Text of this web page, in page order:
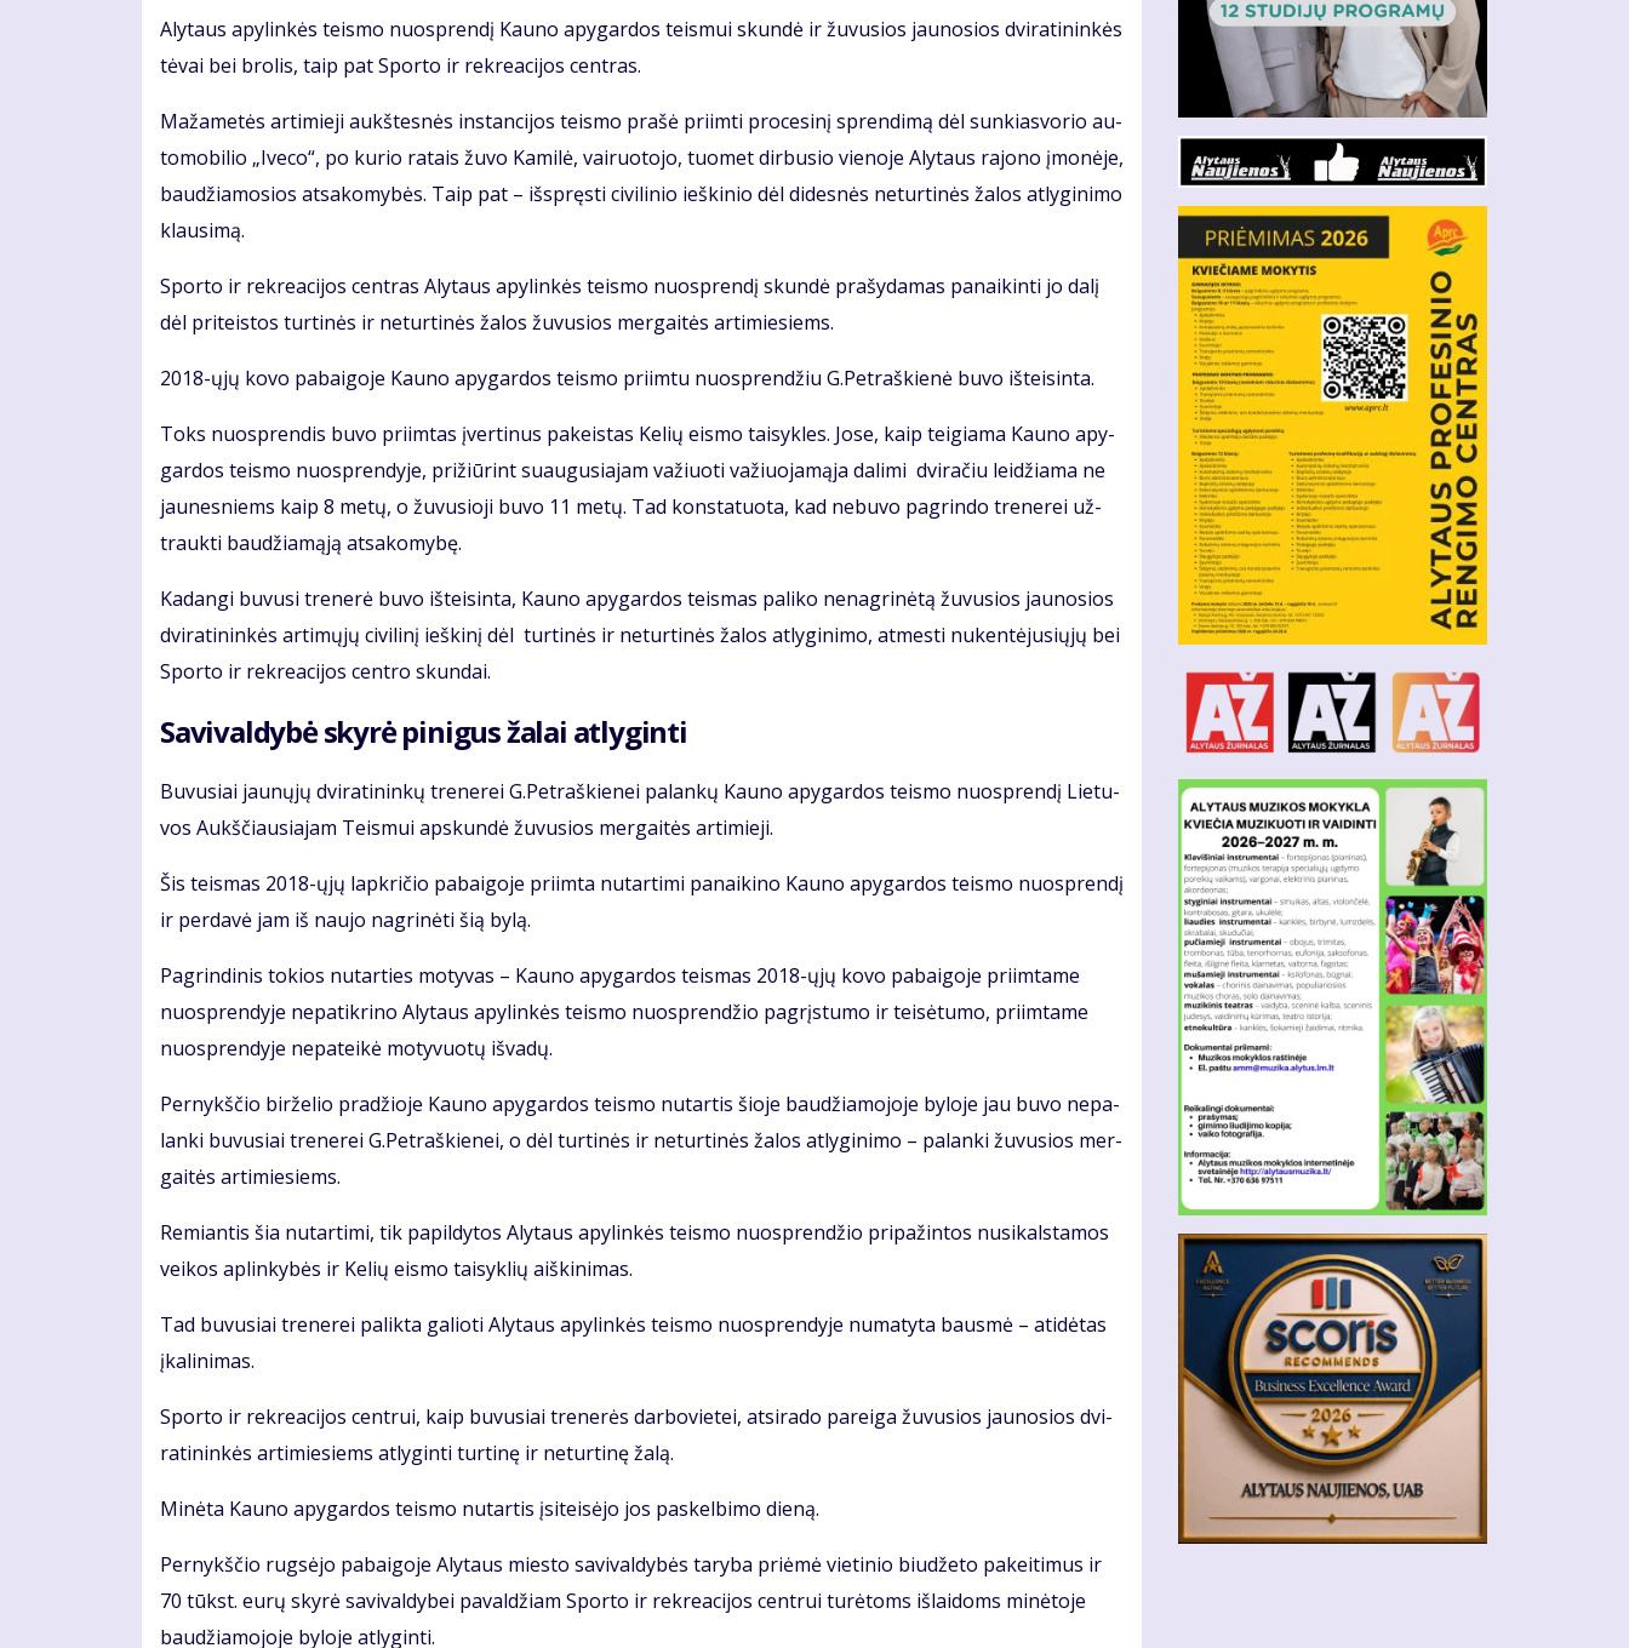
Aly­taus apy­lin­kės teis­mo nuosp­ren­dį Kau­no apy­gar­dos teis­mui skun­dė ir žu­vu­sios jau­no­sios dvi­ra­ti­nin­kės
tė­vai bei bro­lis, taip pat Spor­to ir rek­re­a­ci­jos cen­tras.
Ma­ža­me­tės ar­ti­mie­ji aukš­tes­nės ins­tan­ci­jos teis­mo pra­šė pri­im­ti pro­ce­si­nį spren­di­mą dėl sun­kias­vo­rio au­
to­mo­bi­lio „Ive­co“, po ku­rio ra­tais žu­vo Ka­mi­lė, vai­ruo­to­jo, tuo­met dir­bu­sio vie­no­je Aly­taus ra­jo­no įmo­nė­je,
bau­džia­mo­sios at­sa­ko­my­bės. Taip pat – iš­spręs­ti ci­vi­li­nio ieš­ki­nio dėl di­des­nės ne­tur­ti­nės ža­los at­ly­gi­ni­mo
klau­si­mą.
Spor­to ir rek­re­a­ci­jos cen­tras Aly­taus apy­lin­kės teis­mo nuosp­ren­dį skun­dė pra­šy­da­mas pa­nai­kin­ti jo da­lį
dėl pri­teis­tos tur­ti­nės ir ne­tur­ti­nės ža­los žu­vu­sios mer­gai­tės ar­ti­mie­siems.
2018-ųjų ko­vo pa­bai­go­je Kau­no apy­gar­dos teis­mo pri­im­tu nuosp­ren­džiu G.Pet­raš­kie­nė bu­vo iš­tei­sin­ta.
Toks nuosp­ren­dis bu­vo pri­im­tas įver­ti­nus pa­keis­tas Ke­lių eis­mo tai­syk­les. Jo­se, kaip tei­gia­ma Kau­no apy­
gar­dos teis­mo nuosp­ren­dy­je, pri­žiū­rint su­au­gu­sia­jam va­žiuo­ti va­žiuo­ja­mą­ja da­li­mi dvi­ra­čiu lei­džia­ma ne
jau­nes­niems kaip 8 me­tų, o žu­vu­sio­ji bu­vo 11 me­tų. Tad kon­sta­tuo­ta, kad ne­bu­vo pa­grin­do tre­ne­rei už­
trauk­ti bau­džia­mą­ją at­sa­ko­my­bę.
Ka­dan­gi bu­vu­si tre­ne­rė bu­vo iš­tei­sin­ta, Kau­no apy­gar­dos teis­mas pa­li­ko ne­nag­ri­nė­tą žu­vu­sios jau­no­sios
dvi­ra­ti­nin­kės ar­ti­mų­jų ci­vi­li­nį ieš­ki­nį dėl tur­ti­nės ir ne­tur­ti­nės ža­los at­ly­gi­ni­mo, at­mes­ti nu­ken­tė­ju­sių­jų bei
Spor­to ir rek­re­a­ci­jos cen­tro skun­dai.
Sa­vi­val­dy­bė sky­rė pi­ni­gus ža­lai at­ly­gin­ti
Bu­vu­siai jau­nų­jų dvi­ra­ti­nin­kų tre­ne­rei G.Pet­raš­kie­nei pa­lan­kų Kau­no apy­gar­dos teis­mo nuosp­ren­dį Lie­tu­
vos Aukš­čiau­sia­jam Teis­mui ap­skun­dė žu­vu­sios mer­gai­tės ar­ti­mie­ji.
Šis teis­mas 2018-ųjų lap­kri­čio pa­bai­go­je pri­im­ta nu­tar­ti­mi pa­nai­ki­no Kau­no apy­gar­dos teis­mo nuosp­ren­dį
ir per­da­vė jam iš nau­jo nag­ri­nė­ti šią by­lą.
Pa­grin­di­nis to­kios nu­tar­ties mo­ty­vas – Kau­no apy­gar­dos teis­mas 2018-ųjų ko­vo pa­bai­go­je pri­im­ta­me
nuosp­ren­dy­je ne­pa­tik­ri­no Aly­taus apy­lin­kės teis­mo nuosp­ren­džio pa­grįs­tu­mo ir tei­sė­tu­mo, pri­im­ta­me
nuosp­ren­dy­je ne­pa­tei­kė mo­ty­vuo­tų iš­va­dų.
Per­nykš­čio bir­že­lio pra­džio­je Kau­no apy­gar­dos teis­mo nu­tar­tis šio­je bau­džia­mo­jo­je by­lo­je jau bu­vo ne­pa­
lan­ki bu­vu­siai tre­ne­rei G.Pet­raš­kie­nei, o dėl tur­ti­nės ir ne­tur­ti­nės ža­los at­ly­gi­ni­mo – pa­lan­ki žu­vu­sios mer­
gai­tės ar­ti­mie­siems.
Re­mian­tis šia nu­tar­ti­mi, tik pa­pil­dy­tos Aly­taus apy­lin­kės teis­mo nuosp­ren­džio pri­pa­žin­tos nu­si­kals­ta­mos
vei­kos ap­lin­ky­bės ir Ke­lių eis­mo tai­syk­lių aiš­ki­ni­mas.
Tad bu­vu­siai tre­ne­rei pa­lik­ta ga­lio­ti Aly­taus apy­lin­kės teis­mo nuosp­ren­dy­je nu­ma­ty­ta baus­mė – ati­dė­tas
įka­li­ni­mas.
Spor­to ir rek­re­a­ci­jos cen­trui, kaip bu­vu­siai tre­ne­rės dar­bo­vie­tei, at­si­ra­do pa­rei­ga žu­vu­sios jau­no­sios dvi­
ra­ti­nin­kės ar­ti­mie­siems at­ly­gin­ti tur­ti­nę ir ne­tur­ti­nę ža­lą.
Mi­nė­ta Kau­no apy­gar­dos teis­mo nu­tar­tis įsi­tei­sė­jo jos pa­skel­bi­mo die­ną.
Per­nykš­čio rug­sė­jo pa­bai­go­je Aly­taus mies­to sa­vi­val­dy­bės ta­ry­ba pri­ėmė vie­ti­nio biu­dže­to pa­kei­ti­mus ir
70 tūkst. eu­rų sky­rė sa­vi­val­dy­bei pa­val­džiam Spor­to ir rek­re­a­ci­jos cen­trui tu­rė­toms iš­lai­doms mi­nė­to­je
bau­džia­mo­jo­je by­lo­je at­ly­gin­ti.